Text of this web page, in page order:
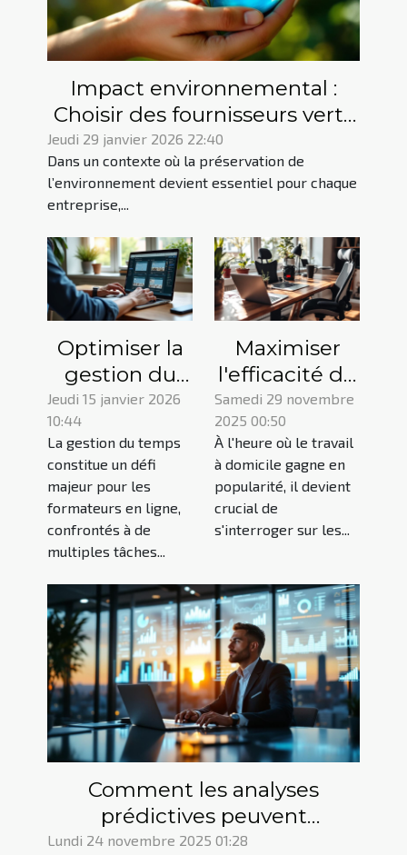
Impact environnemental :
Choisir des fournisseurs verts
efficacement
Jeudi 29 janvier 2026 22:40
Dans un contexte où la préservation de
l’environnement devient essentiel pour chaque
entreprise,...
Optimiser la
gestion du
temps pour
formateurs
en ligne
Jeudi 15 janvier 2026
10:44
La gestion du temps
constitue un défi
majeur pour les
formateurs en ligne,
confrontés à de
multiples tâches...
Maximiser
l'efficacité du
travail à
domicile :
stratégies et
outils
Samedi 29 novembre
2025 00:50
À l'heure où le travail
à domicile gagne en
popularité, il devient
crucial de
s'interroger sur les...
Comment les analyses
prédictives peuvent
révolutionner la gestion
Lundi 24 novembre 2025 01:28